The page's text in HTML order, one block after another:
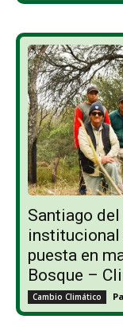
Santiago
institucional
puesta en
Bosque –
Cambio Climático